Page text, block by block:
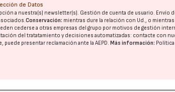
de Datos
a nuestra(s) newsletter(s). Gestión de cuenta de usuario. Envío
Conservación: mientras dure la relación con Ud., o mientras
cederse a otras empresas del grupo por motivos de gestión
del tratatamiento y decisiones automatizadas: contacte con
puede presentar reclamación ante laAEPD.Más información: